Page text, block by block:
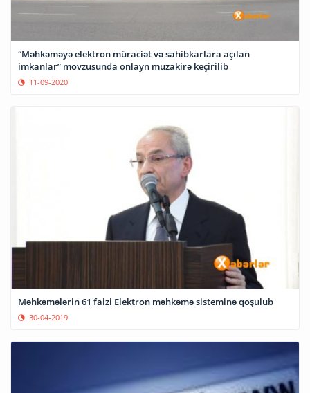
“Məhkəməyə elektron müraciət və sahibkarlara açılan
imkanlar” mövzusunda onlayn müzakirə keçirilib
11-09-2020
Məhkəmələrin 61 faizi Elektron məhkəmə sisteminə qoşulub
30-04-2019